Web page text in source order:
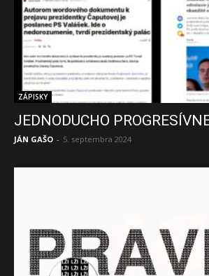
ZÁPISKY
JEDNODUCHO
JÁN GAŠO - 5. septembra 2024